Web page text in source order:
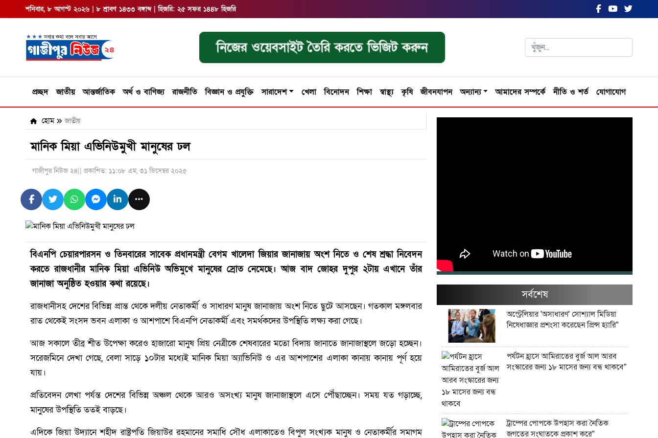
শনিবার, ৮ আগস্ট ২০২৬ | ৮ শ্রাবণ ১৪৩৩ বঙ্গাব্দ | হিজরি: ২৫ সফর ১৪৪৮ হিজরি
নিজের ওয়েবসাইট তৈরি করতে ভিজিট করুন
প্রচ্ছদ জাতীয় আন্তর্জাতিক অর্থ ও বাণিজ্য রাজনীতি বিজ্ঞান ও প্রযুক্তি সারাদেশ খেলা বিনোদন শিক্ষা স্বাস্থ্য কৃষি জীবনযাপন অন্যান্য আমাদের সম্পর্কে নীতি ও শর্ত যোগাযোগ
হোম জাতীয়
মানিক মিয়া এভিনিউমুখী মানুষের ঢল
গাজীপুর নিউজ ২৪|| প্রকাশিত: ১১:০৮ এম, ৩১ ডিসেম্বর ২০২৫
বিএনপি চেয়ারপারসন ও তিনবারের সাবেক প্রধানমন্ত্রী বেগম খালেদা জিয়ার জানাজায় অংশ নিতে ও শেষ শ্রদ্ধা নিবেদন
করতে রাজধানীর মানিক মিয়া এভিনিউ অভিমুখে মানুষের স্রোত নেমেছে। আজ বাদ জোহর দুপুর ২টায় এখানে তাঁর
জানাজা অনুষ্ঠিত হওয়ার কথা রয়েছে।
রাজধানীসহ দেশের বিভিন্ন প্রান্ত থেকে দলীয় নেতাকর্মী ও সাধারণ মানুষ জানাজায় অংশ নিতে ছুটে আসছেন। গতকাল মঙ্গলবার
রাত থেকেই সংসদ ভবন এলাকা ও আশপাশে বিএনপি নেতাকর্মী এবং সমর্থকদের উপস্থিতি লক্ষ্য করা গেছে।
আজ সকালে তীব্র শীত উপেক্ষা করেও হাজারো মানুষ প্রিয় নেত্রীকে শেষবারের মতো বিদায় জানাতে জানাজাস্থলে জড়ো হচ্ছেন।
সরেজমিনে দেখা গেছে, বেলা সাড়ে ১০টার মধ্যেই মানিক মিয়া অ্যাভিনিউ ও এর আশপাশের এলাকা কানায় কানায় পূর্ণ হয়ে
যায়।
প্রতিবেদন লেখা পর্যন্ত দেশের বিভিন্ন অঞ্চল থেকে আরও অসংখ্য মানুষ জানাজাস্থলে এসে পৌঁছাচ্ছেন। সময় যত গড়াচ্ছে,
মানুষের উপস্থিতি ততই বাড়ছে।
এদিকে জিয়া উদ্যানে শহীদ রাষ্ট্রপতি জিয়াউর রহমানের সমাধি সৌধ এলাকাতেও বিপুল সংখ্যক মানুষ ও নেতাকর্মীর সমাগম
সর্বশেষ
অস্ট্রেলিয়ার 'অসাধারণ' সোশ্যাল মিডিয়া
নিষেধাজ্ঞার প্রশংসা করেছেন প্রিন্স হ্যারি"
পর্যটন হ্রাসে আমিরাতের বুর্জ আল আরব
সংস্কারের জন্য ১৮ মাসের জন্য বন্ধ থাকবে"
ট্রাম্পের পোপকে উপহাস করা নৈতিক
জগতের সংঘাতকে প্রকাশ করে"